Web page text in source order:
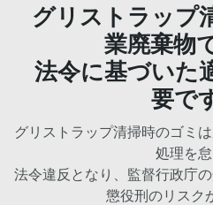
グリストラップ
業廃棄物
法令に基づいた
要で
グリストラップ清掃時のゴミ
処理を
法令違反となり、監督行政庁
懲役刑のリスク